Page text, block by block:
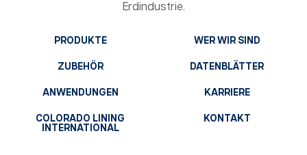
Erdindustrie.
PRODUKTE
ZUBEHÖR
ANWENDUNGEN
COLORADO LINING
INTERNATIONAL
WER WIR SIND
DATENBLÄTTER
KARRIERE
KONTAKT